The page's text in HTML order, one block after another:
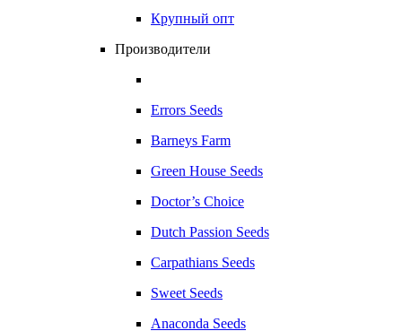
Крупный опт
Производители
Errors Seeds
Barneys Farm
Green House Seeds
Doctor’s Choice
Dutch Passion Seeds
Carpathians Seeds
Sweet Seeds
Anaconda Seeds